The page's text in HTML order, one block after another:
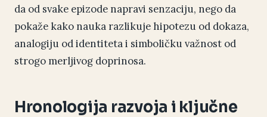
da od svake epizode napravi senzaciju, nego da
pokaže kako nauka razlikuje hipotezu od dokaza,
analogiju od identiteta i simboličku važnost od
strogo merljivog doprinosa.
Hronologija razvoja i ključne